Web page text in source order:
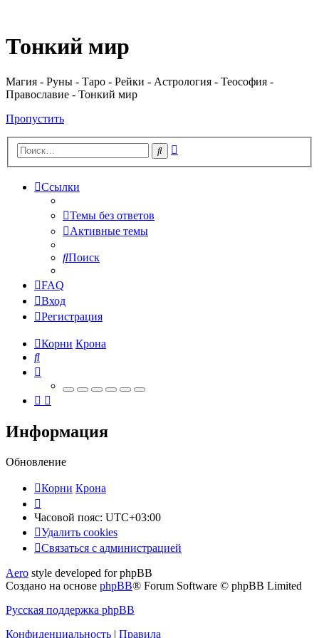
Тонкий мир
Магия - Руны - Таро - Рейки - Астрология - Теософия -
Православие - Тонкий мир
Пропустить
Поиск
Ссылки
Темы без ответов
Активные темы
Поиск
FAQ
Вход
Регистрация
Корни Крона
Поиск
Информация
Обновление
Корни Крона
Часовой пояс: UTC+03:00
Удалить cookies
Связаться
администрацией
Связаться с администрацией
Aero style developed for phpBB
Создано на основе phpBB® Forum Software © phpBB Limited
Русская поддержка phpBB
Конфиденциальность | Правила